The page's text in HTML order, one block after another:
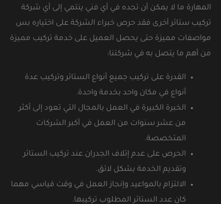
المهارة ما لا يمكن أن تجده في أي فني ينتمي إلى أي شركة
تركيب ستائر أخرى فقد حرص خبراء الشركة على اختياره بس
مواصفات مميزة حتى يحصل العميل على خدمة تركيب مميزة
من أهم ما يتصل به في شركتنا:
القدرة على تركيب جميع أنواع الستائر وتركيب عدة
أنواع في مكان واحد بخدمة واحدة.
الخبرة الكبيرة في العمل بالمجال التي تعود إلى أكثر
من عشر سنوات من العمل في أكبر الشركات
المتخصصة.
الحرص على عدم إتلاف الجدران عند تركيب الستائر
وتقديم الخدمة بشكل لائق.
الالتزام بالمواعيد وإنجاز العمل في وقت قياسي مهما
كان عدد الستائر المطلوب تركيبها.